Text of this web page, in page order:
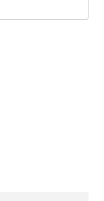
mellan
äldre vapen har